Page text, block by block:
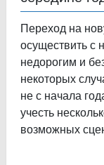
Переход на
осуществить с
недорогим и
некоторых
не с начала
учесть
возможных